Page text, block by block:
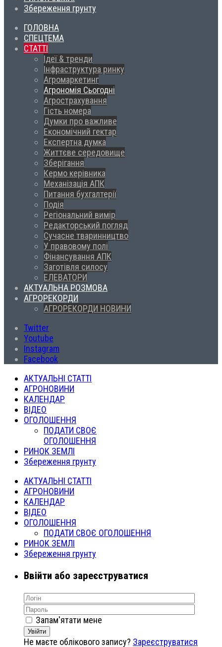
Збереження грунту
ГОЛОВНА
СПЕЦТЕМА
СТАТТІ
Ідеї & тренди
Інфраструктура ринку
Агромаркетинг
Агрономія Сьогодні
Агрострахування
Гість номера
Думки про важливе
Економічний гектар
Експертна думка
Життєве середовище
Зберігання
Кермо керівника
Механізація АПК
Питання бухгалтерії
Подія
Регіональний вимір
Редакторський погляд
Сучасне тваринництво
У правовому полі
Фінансування АПК
Заготівля силосу
ЕЛЕВАТОРИ
АКТУАЛЬНА РОЗМОВА
АГРОРЕКОРДИ
АГРОРЕКОРДИ НОВИНИ
Twitter
Youtube
Instagram
Facebook
АКТУАЛЬНІ СТАТТІ
АГРОНОВИНИ
КАЛЕНДАР
ВІДЕО
ОГОЛОШЕННЯ
ПОДАТИ СВОЄ
ОГОЛОШЕННЯ
РИНОК ЗЕМЛІ
Збереження грунту
АКТУАЛЬНІ СТАТТІ
АГРОНОВИНИ
КАЛЕНДАР
ВІДЕО
ОГОЛОШЕННЯ
ПОДАТИ СВОЄ ОГОЛОШЕННЯ
РИНОК ЗЕМЛІ
Збереження грунту
Ввійти або зареєструватися
Запам'ятати мене
Увійти
Не маєте облікового запису? Зареєструватися